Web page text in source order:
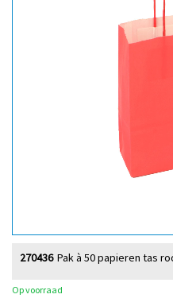
Pak à 50 papieren tas
270436
Op voorraad